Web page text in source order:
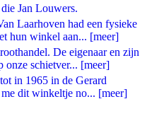
Jan Louwers.
Laarhoven had een fysieke
hun winkel aan... [meer]
De eigenaar en zijn
onze schietver... [meer]
in 1965 in de Gerard
dit winkeltje no... [meer]